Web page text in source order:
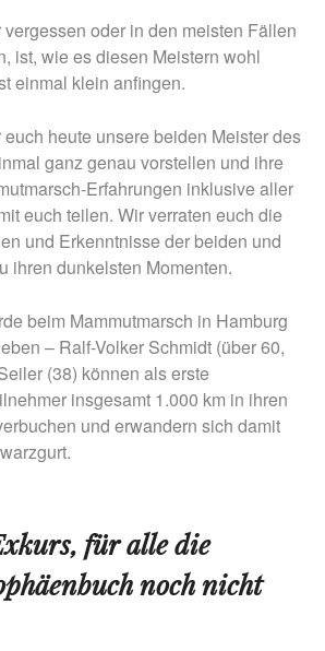
oder in den meisten Fällen
ist, wie es diesen Meistern wohl
einmal klein anfingen.
heute unsere beiden Meister des
ganz genau vorstellen und ihre
Erfahrungen inklusive aller
euch teilen. Wir verraten euch die
und Erkenntnisse der beiden und
ihren dunkelsten Momenten.
beim Mammutmarsch in Hamburg
– Ralf-Volker Schmidt (über 60,
(38) können als erste
insgesamt 1.000 km in ihren
und erwandern sich damit
für alle die
noch nicht